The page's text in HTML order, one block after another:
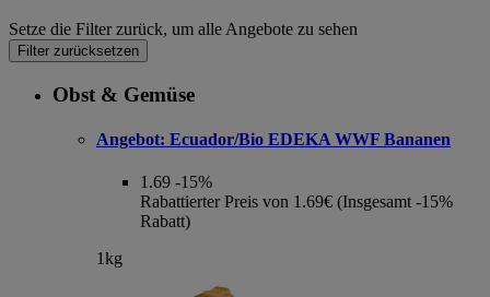
Setze die Filter zurück, um alle Angebote zu sehen
Filter zurücksetzen
Obst & Gemüse
Angebot: Ecuador/Bio EDEKA WWF Bananen
1.69 -15%
Rabattierter Preis von 1.69€ (Insgesamt -15%
Rabatt)
1kg